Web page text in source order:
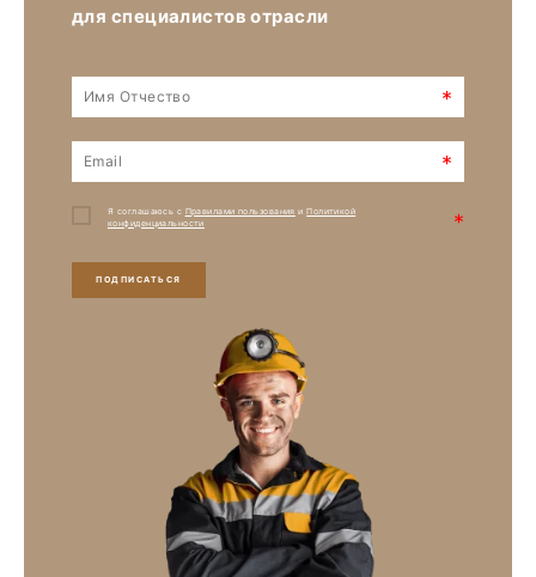
для специалистов отрасли
*
*
Я соглашаюсь с Правилами пользования иПолитикой
конфиденциальности
*
ПОДПИСАТЬСЯ